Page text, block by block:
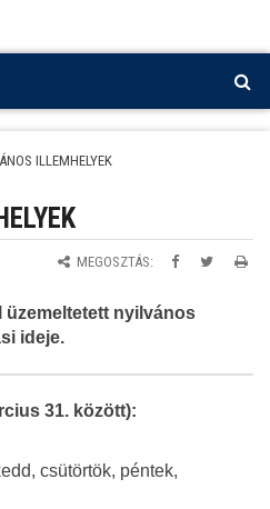
ILLEMHELYEK
MEGOSZTÁS:
nyilvános
ideje.
31. között):
csütörtök, péntek,